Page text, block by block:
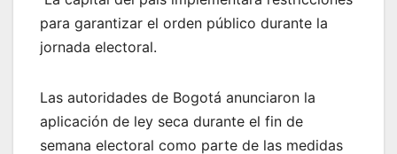
para garantizar el orden público durante la
jornada electoral.
Las autoridades de Bogotá anunciaron la
aplicación de ley seca durante el fin de
semana electoral como parte de las medidas